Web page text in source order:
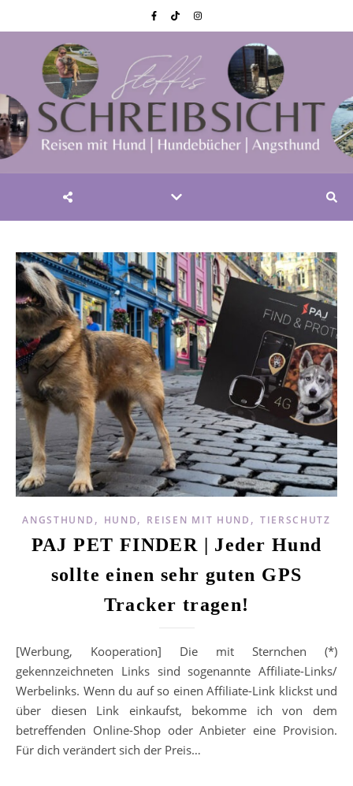
ANGSTHUND , HUND, REISEN MIT HUND , TIERSCHUTZ
PAJ PET FINDER | Jeder Hund
sollte einen sehr guten GPS
Tracker tragen!
[Werbung, Kooperation] Die mit Sternchen (*)
gekennzeichneten Links sind sogenannte Affiliate-Links/
Werbelinks. Wenn du auf so einen Affiliate-Link klickst und
über diesen Link einkaufst, bekomme ich von dem
betreffenden Online-Shop oder Anbieter eine Provision.
Für dich verändert sich der Preis…